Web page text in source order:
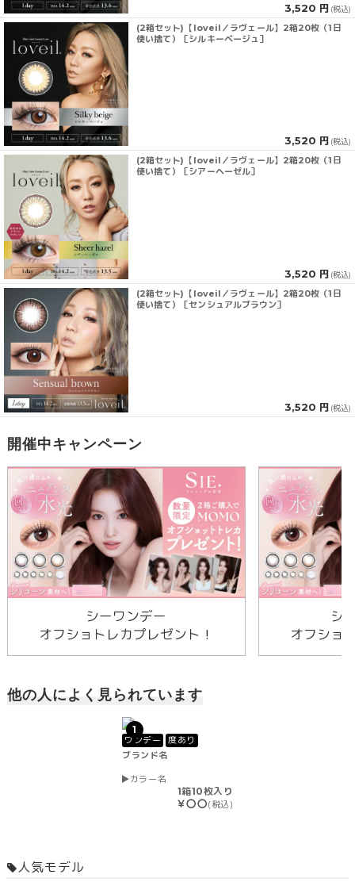
3,520 円 (税込)
(2箱セット)【loveil／ラヴェール】2箱20枚（1日
使い捨て）［シルキーベージュ］
3,520 円 (税込)
(2箱セット)【loveil／ラヴェール】2箱20枚（1日
使い捨て）［シアーヘーゼル］
3,520 円 (税込)
(2箱セット)【loveil／ラヴェール】2箱20枚（1日
使い捨て）［センシュアルブラウン］
3,520 円 (税込)
開催中キャンペーン
シーワンデー
オフショトレカプレゼント！
シ
オフショ
他の人によく見られています
1
ワンデー
度あり
ブランド名
カラー名
1箱10枚入り
￥〇〇(税込)
人気モデル